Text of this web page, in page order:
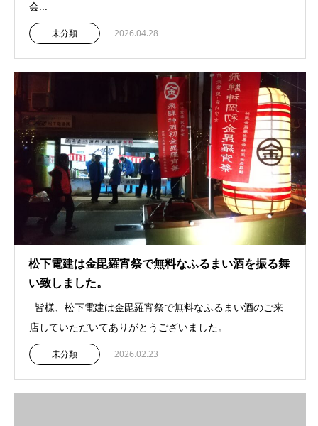
会...
未分類 2026.04.28
松下電建は金毘羅宵祭で無料なふるまい酒を振る舞
い致しました。
皆様、松下電建は金毘羅宵祭で無料なふるまい酒のご来
店していただいてありがとうございました。
未分類 2026.02.23